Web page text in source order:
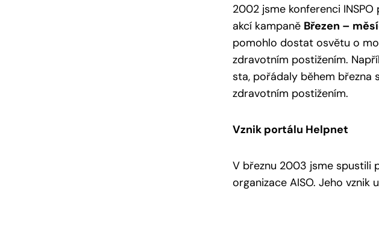
2002 jsme konferenci
akcí kampaně Březen –
pomohlo dostat osvětu o
zdravotním postižením.
sta, pořádaly během března
zdravotním postižením.
Vznik portálu Helpnet
V březnu 2003 jsme spustili
organizace AISO. Jeho vznik